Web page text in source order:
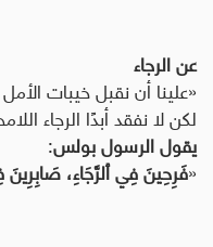
عن الرجاء
«علينا أن نقبل خيبات
لكن لا نفقد أبدًا الرجاء
يقول الرسول بولس:
«فَرِحِينَ فِي ٱلرَّجَاءِ،